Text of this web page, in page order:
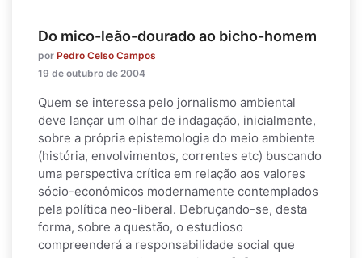
Do mico-leão-dourado ao bicho-homem
por Pedro Celso Campos
19 de outubro de 2004
Quem se interessa pelo jornalismo ambiental
deve lançar um olhar de indagação, inicialmente,
sobre a própria epistemologia do meio ambiente
(história, envolvimentos, correntes etc) buscando
uma perspectiva crítica em relação aos valores
sócio-econômicos modernamente contemplados
pela política neo-liberal. Debruçando-se, desta
forma, sobre a questão, o estudioso
compreenderá a responsabilidade social que